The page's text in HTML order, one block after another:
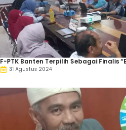
F-PTK Banten Terpilih Sebagai Finalis
31 Agustus 2024